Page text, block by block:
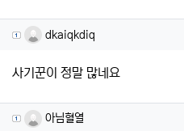
dkaiqkdiq님의 댓글
dkaiqkdiq
사기꾼이 정말 많네요
아님혈열님의 댓글
아님혈열